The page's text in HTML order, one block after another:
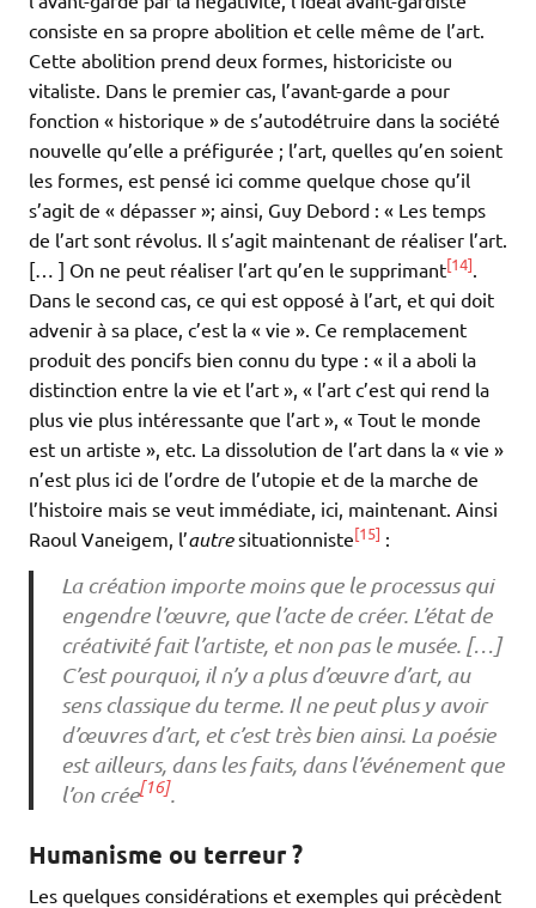
consiste en sa propre abolition et celle même de l’art.
Cette abolition prend deux formes, historiciste ou
vitaliste. Dans le premier cas, l’avant-garde a pour
fonction « historique » de s’autodétruire dans la société
nouvelle qu’elle a préfigurée ; l’art, quelles qu’en soient
les formes, est pensé ici comme quelque chose qu’il
s’agit de « dépasser »; ainsi, Guy Debord : « Les temps
de l’art sont révolus. Il s’agit maintenant de réaliser l’art.
[… ] On ne peut réaliser l’art qu’en le supprimant[14].
Dans le second cas, ce qui est opposé à l’art, et qui doit
advenir à sa place, c’est la « vie ». Ce remplacement
produit des poncifs bien connu du type : « il a aboli la
distinction entre la vie et l’art », « l’art c’est qui rend la
plus vie plus intéressante que l’art », « Tout le monde
est un artiste », etc. La dissolution de l’art dans la « vie »
n’est plus ici de l’ordre de l’utopie et de la marche de
l’histoire mais se veut immédiate, ici, maintenant. Ainsi
Raoul Vaneigem, l’autresituationniste[15] :
La création importe moins que le processus qui
engendre l’œuvre, que l’acte de créer. L’état de
créativité fait l’artiste, et non pas le musée. […]
C’est pourquoi, il n’y a plus d’œuvre d’art, au
sens classique du terme. Il ne peut plus y avoir
d’œuvres d’art, et c’est très bien ainsi. La poésie
est ailleurs, dans les faits, dans l’événement que
l’on crée[16].
Humanisme ou terreur ?
Les quelques considérations et exemples qui précèdent